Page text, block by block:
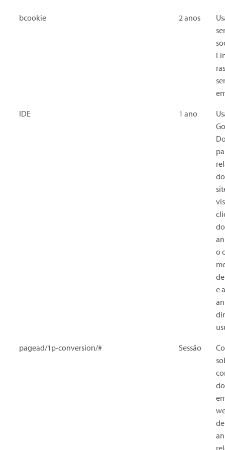
bcookie 2 anos
IDE 1 ano
o
e
pagead/1p-conversion/# Sessão